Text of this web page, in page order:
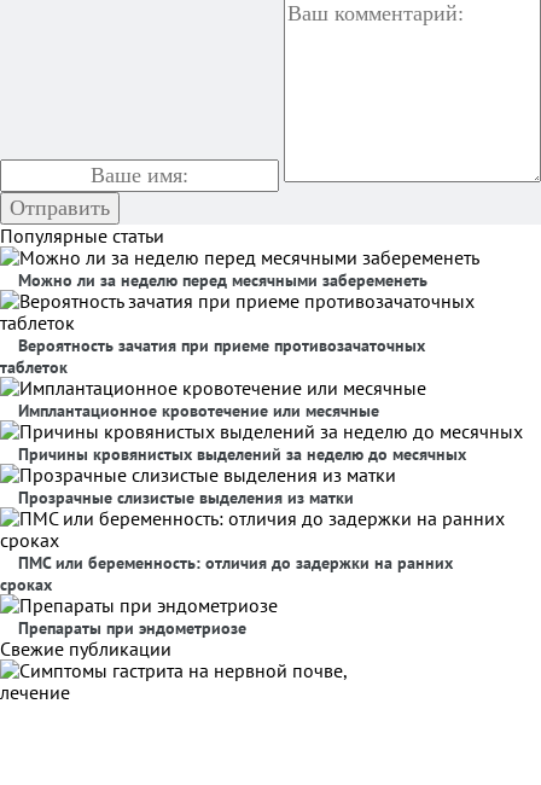
Популярные статьи
Можно ли за неделю перед месячными забеременеть
Вероятность зачатия при приеме противозачаточных
таблеток
Имплантационное кровотечение или месячные
Причины кровянистых выделений за неделю до месячных
Прозрачные слизистые выделения из матки
ПМС или беременность: отличия до задержки на ранних
сроках
Препараты при эндометриозе
Свежие публикации